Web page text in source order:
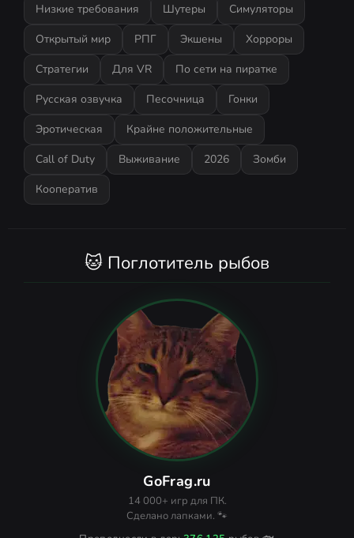
Низкие требования Шутеры
Симуляторы
Открытый мир
РПГ Экшены
Хорроры
Стратегии
Для VR
По сети на пиратке
Русская озвучка
Песочница
Гонки
Эротическая
Крайне положительные
Call of Duty
Выживание 2026
Зомби
Кооператив
🐱 Поглотитель рыбов
GoFrag.ru
14 000+ игр для ПК.
Сделано лапками. 🐾